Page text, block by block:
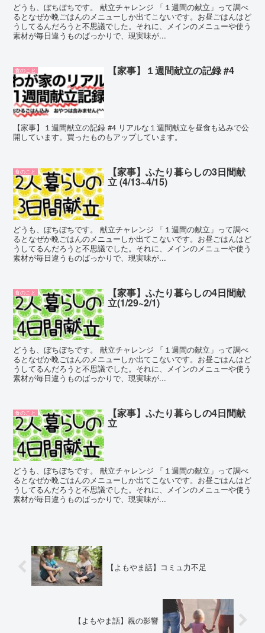
どうも、ぼちぼちです。 献立チャレンジ 「１週間の献立」って調べ
るとなぜか晩ごはんのメニューしか出てこないです。お昼ごはんはど
うしてるんだろうと不思議でした。それに、メインのメニューや使う
素材が毎日違うものばっかりで、現実味が...
食のこと 【家事】１週間献立の記録 #4
【家事】１週間献立の記録 #4 リアルな１週間献立を昼食も込みで公
開しています。買ったものもアップしています。
食のこと 【家事】ふたり暮らしの3日間献
立 (4/13~4/15)
どうも、ぼちぼちです。 献立チャレンジ 「１週間の献立」って調べ
るとなぜか晩ごはんのメニューしか出てこないです。お昼ごはんはど
うしてるんだろうと不思議でした。それに、メインのメニューや使う
素材が毎日違うものばっかりで、現実味が...
食のこと 【家事】ふたり暮らしの4日間献
立(1/29~2/1)
どうも、ぼちぼちです。 献立チャレンジ 「１週間の献立」って調べ
るとなぜか晩ごはんのメニューしか出てこないです。お昼ごはんはど
うしてるんだろうと不思議でした。それに、メインのメニューや使う
素材が毎日違うものばっかりで、現実味が...
食のこと 【家事】ふたり暮らしの4日間献
立
どうも、ぼちぼちです。 献立チャレンジ 「１週間の献立」って調べ
るとなぜか晩ごはんのメニューしか出てこないです。お昼ごはんはど
うしてるんだろうと不思議でした。それに、メインのメニューや使う
素材が毎日違うものばっかりで、現実味が...
【よもやま話】コミュ力不足
【よもやま話】親の影響